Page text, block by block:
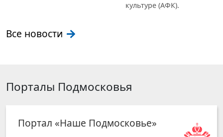
культуре (АФК).
Все новости
Порталы Подмосковья
Портал «Наше Подмосковье»